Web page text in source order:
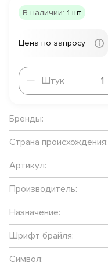
В наличии: 1 шт
Цена по запросу
Штук
Штук
Бренды:
Страна происхождения:
Артикул:
Производитель:
Назначение:
Шрифт брайля:
Символ: